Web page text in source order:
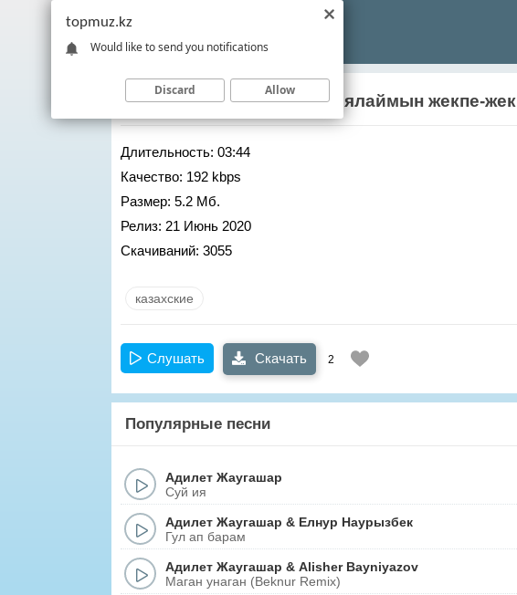
Адилет Жаугашар– Жариялаймын жекпе-жек
Длительность: 03:44
Качество: 192 kbps
Размер: 5.2 Мб.
Релиз: 21 Июнь 2020
Скачиваний: 3055
казахские
Слушать Скачать 2
Популярные песни
Адилет Жаугашар
Суй ия
Адилет Жаугашар & Елнур Наурызбек
Гул ап барам
Адилет Жаугашар & Alisher Bayniyazov
Маган унаган (Beknur Remix)
topmuz.kz
Would like to send you notifications
Discard Allow